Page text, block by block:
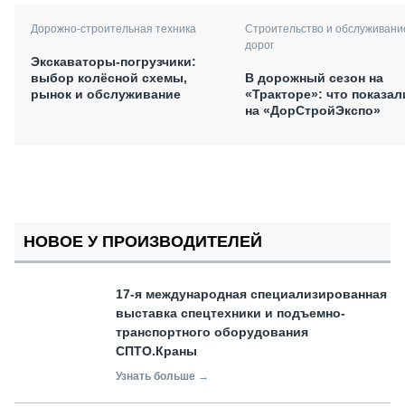
Дорожно-строительная техника
Экскаваторы-погрузчики:
выбор колёсной схемы,
рынок и обслуживание
Строительство и
дорог
В дорожный сезон на
«Тракторе»: что
на «ДорСтройЭкспо»
НОВОЕ У ПРОИЗВОДИТЕЛЕЙ
17-я международная специализированная
выставка спецтехники и подъемно-
транспортного оборудования
СПТО.Краны
Узнать больше →